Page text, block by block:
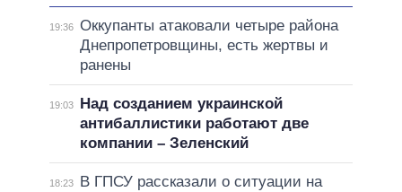
19:36 Оккупанты атаковали четыре района
Днепропетровщины, есть жертвы и
ранены
19:03
Над созданием украинской
антибаллистики работают две
компании – Зеленский
18:23
В ГПСУ рассказали о ситуации на